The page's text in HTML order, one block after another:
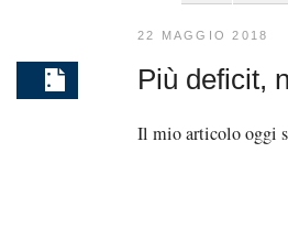
22 MAGGIO 2018
Più deficit,
Il mio articolo oggi